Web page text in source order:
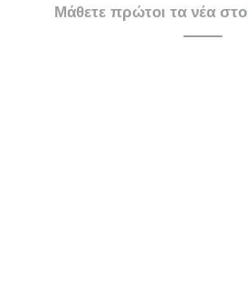
Μάθετε πρώτοι τα νέα στο